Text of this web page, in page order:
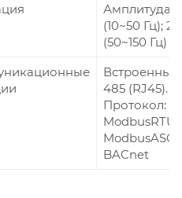
Амплитуда
(10~50 Гц); 2g
(50~150 Гц)
Встроенный
485 (RJ45).
Протокол:
ModbusRTU;
BACnet